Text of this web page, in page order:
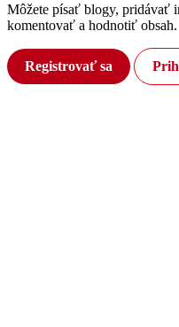
Môžete písať blogy, pridávať
komentovať a hodnotiť obsah.
Registrovať sa